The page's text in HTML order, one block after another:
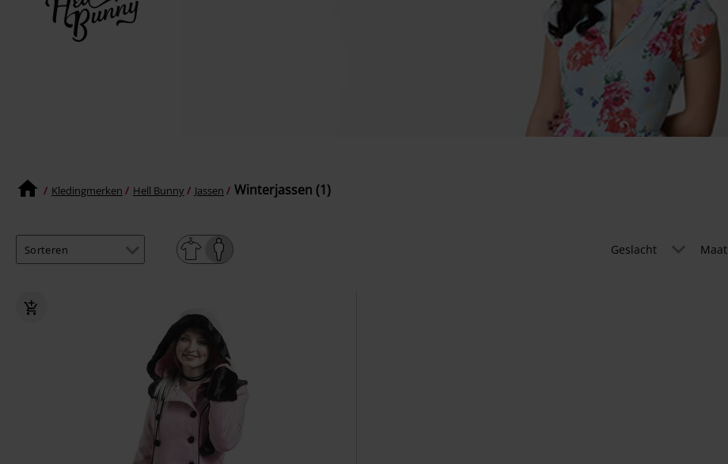
Kledingmerken Hell Bunny Jassen Winterjassen (1)
Geslacht Maat